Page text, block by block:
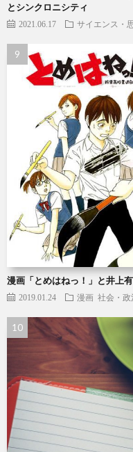
とシンクロニシティ
2021.06.17 サイエンス・
漫画「とめはねっ！」と井上
2019.01.24 漫画 社会・政